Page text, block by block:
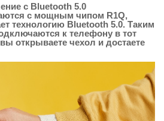
с Bluetooth 5.0
с мощным чипом R1Q,
технологию Bluetooth 5.0. Таким
к телефону в тот
открываете чехол и достаете